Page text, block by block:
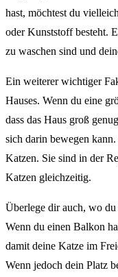
hast, möchtest du
oder Kunststoff besteht.
zu waschen sind und
Ein weiterer wichtiger
Hauses. Wenn du eine
dass das Haus groß
sich darin bewegen
Katzen. Sie sind in der
Katzen gleichzeitig.
Überlege dir auch, wo du
Wenn du einen Balkon
damit deine Katze im
Wenn jedoch dein Platz